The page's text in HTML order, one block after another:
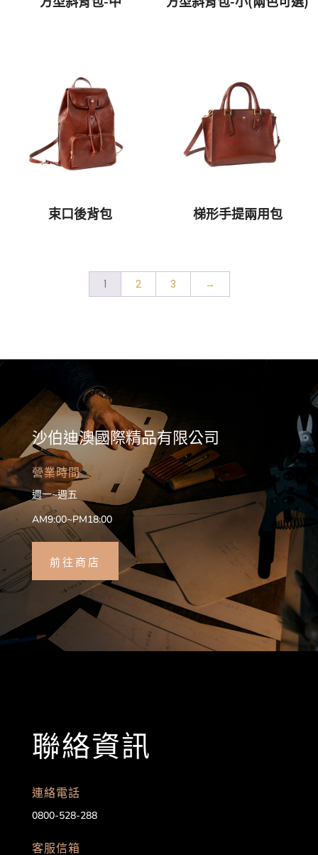
束口後背包 梯形手提兩用包
1 2 3 →
沙伯迪澳國際精品有限公司
營業時間
週一~週五
AM9:00~PM18:00
前往商店
聯絡資訊
連絡電話
0800-528-288
客服信箱